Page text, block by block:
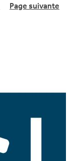
Page suivante